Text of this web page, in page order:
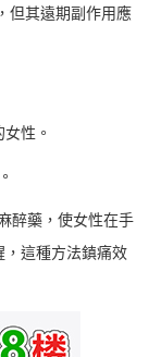
但其遠期副作用應
性。
醉藥，使女性在手
這種方法鎮痛效